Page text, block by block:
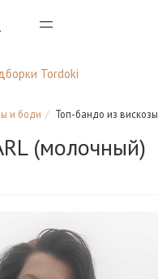
Tordoki
и боди Топ-бандо из
(молочный)